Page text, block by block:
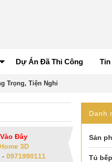
Dự Án Đã Thi Công
Trọng, Tiện Nghi
Đây
Home 3D
-0971990111
Danh
Sản
Tủ bếp